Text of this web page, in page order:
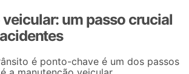
um passo crucial
é ponto-chave é um dos passos